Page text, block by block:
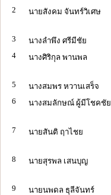
2
นายสังคม จันทร์วิเศษ
3
นางลำพึง ศรีมีชัย
4
นางศิริกุล พานพล
5
นางสมพร หวานเสร็จ
6
นางสมลักษณ์ ผู้มีโชคชัย
7
นายสันติ ฤาไชย
8 นายสุรพล เสนบุญ
9
นายนพดล ธุลีจันทร์